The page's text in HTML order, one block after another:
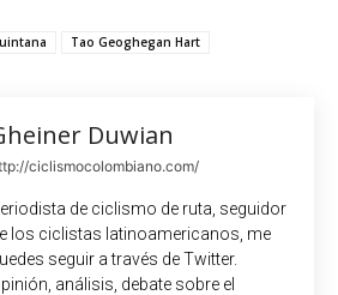
Tao Geoghegan Hart
Duwian
ciclismocolombiano.com/
de ciclismo de ruta, seguidor
los ciclistas latinoamericanos, me
seguir a través de Twitter.
análisis, debate sobre el